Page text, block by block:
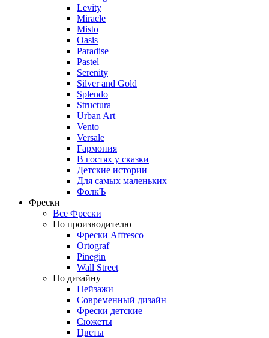
Levity
Miracle
Misto
Oasis
Paradise
Pastel
Serenity
Silver and Gold
Splendo
Structura
Urban Art
Vento
Versale
Гармония
В гостях у сказки
Детские истории
Для самых маленьких
ФолкЪ
Фрески
Все Фрески
По производителю
Фрески Affresco
Ortograf
Pinegin
Wall Street
По дизайну
Пейзажи
Современный дизайн
Фрески детские
Сюжеты
Цветы